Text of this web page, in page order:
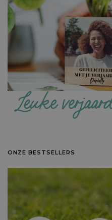
ONZE BESTSELLERS